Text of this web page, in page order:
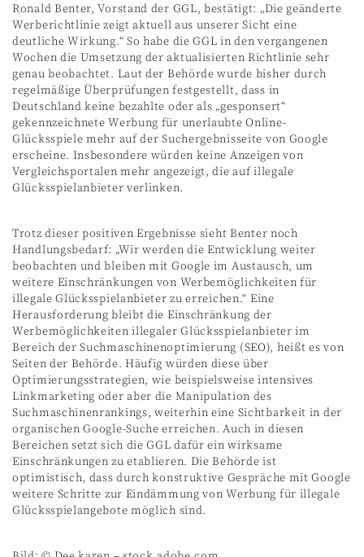
Ronald Benter, Vorstand der GGL, bestätigt: „Die geänderte
Werberichtlinie zeigt aktuell aus unserer Sicht eine
deutliche Wirkung.“ So habe die GGL in den vergangenen
Wochen die Umsetzung der aktualisierten Richtlinie sehr
genau beobachtet. Laut der Behörde wurde bisher durch
regelmäßige Überprüfungen festgestellt, dass in
Deutschland keine bezahlte oder als „gesponsert“
gekennzeichnete Werbung für unerlaubte Online-
Glücksspiele mehr auf der Suchergebnisseite von Google
erscheine. Insbesondere würden keine Anzeigen von
Vergleichsportalen mehr angezeigt, die auf illegale
Glücksspielanbieter verlinken.
Trotz dieser positiven Ergebnisse sieht Benter noch
Handlungsbedarf: „Wir werden die Entwicklung weiter
beobachten und bleiben mit Google im Austausch, um
weitere Einschränkungen von Werbemöglichkeiten für
illegale Glücksspielanbieter zu erreichen.“ Eine
Herausforderung bleibt die Einschränkung der
Werbemöglichkeiten illegaler Glücksspielanbieter im
Bereich der Suchmaschinenoptimierung (SEO), heißt es von
Seiten der Behörde. Häufig würden diese über
Optimierungsstrategien, wie beispielsweise intensives
Linkmarketing oder aber die Manipulation des
Suchmaschinenrankings, weiterhin eine Sichtbarkeit in der
organischen Google-Suche erreichen. Auch in diesen
Bereichen setzt sich die GGL dafür ein wirksame
Einschränkungen zu etablieren. Die Behörde ist
optimistisch, dass durch konstruktive Gespräche mit Google
weitere Schritte zur Eindämmung von Werbung für illegale
Glücksspielangebote möglich sind.